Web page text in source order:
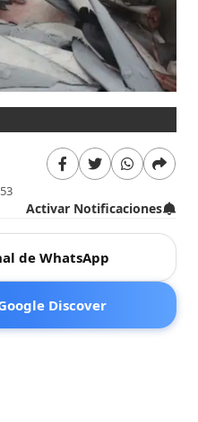
Activar Notificaciones
de WhatsApp
Discover